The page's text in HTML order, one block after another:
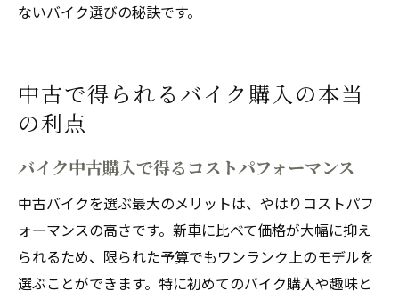
ないバイク選びの秘訣です。
中古で得られるバイク購入の本当
の利点
バイク中古購入で得るコストパフォーマンス
中古バイクを選ぶ最大のメリットは、やはりコストパフ
ォーマンスの高さです。新車に比べて価格が大幅に抑え
られるため、限られた予算でもワンランク上のモデルを
選ぶことができます。特に初めてのバイク購入や趣味と